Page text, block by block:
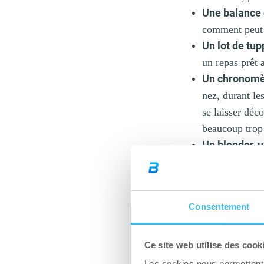
Consentement
Ce site web utilise des
Une
comment
Un lot de
un repas prêt
Un
nez, durant
se laisser
beaucoup
Un blender,
c’est
la plus saine!
truc
Un livre de
routine, on